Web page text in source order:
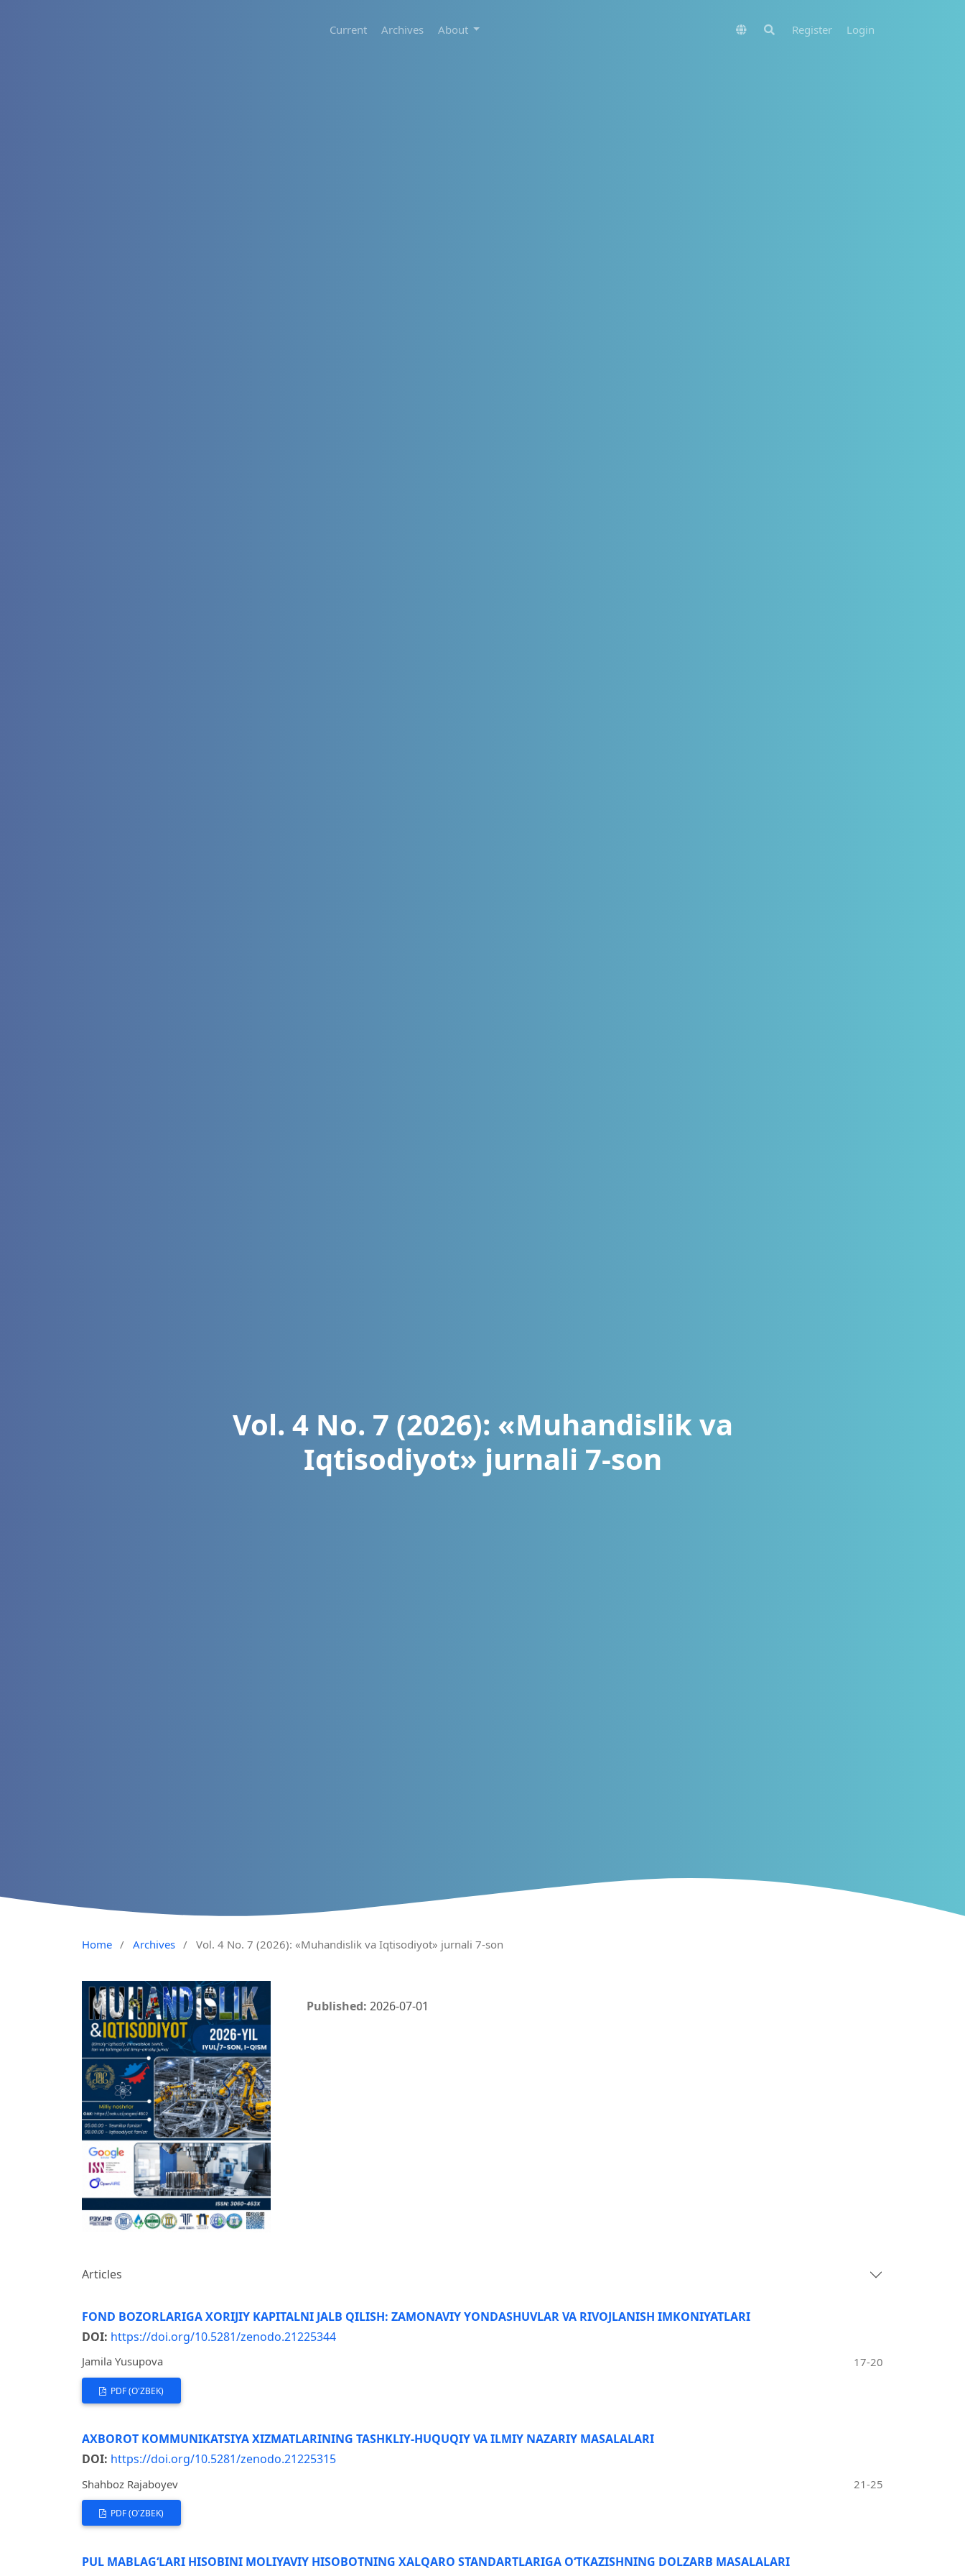
Current Archives About Register Login
Vol. 4 No. 7 (2026): «Muhandislik va
Iqtisodiyot» jurnali 7-son
Home / Archives / Vol. 4 No. 7 (2026): «Muhandislik va Iqtisodiyot» jurnali 7-son
Published:2026-07-01
Articles
FOND BOZORLARIGA XORIJIY KAPITALNI JALB QILISH: ZAMONAVIY YONDASHUVLAR VA RIVOJLANISH IMKONIYATLARI
DOI: https://doi.org/10.5281/zenodo.21225344
Jamila Yusupova 17-20
PDF (O'ZBEK)
AXBOROT KOMMUNIKATSIYA XIZMATLARINING TASHKLIY-HUQUQIY VA ILMIY NAZARIY MASALALARI
DOI: https://doi.org/10.5281/zenodo.21225315
Shahboz Rajaboyev 21-25
PDF (O'ZBEK)
PUL MABLAGʻLARI HISOBINI MOLIYAVIY HISOBOTNING XALQARO STANDARTLARIGA OʻTKAZISHNING DOLZARB MASALALARI